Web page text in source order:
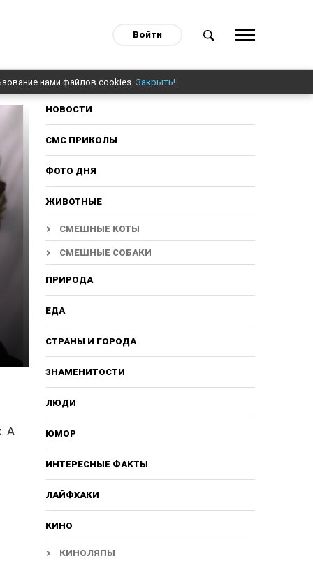
Войти
нами файлов cookies. Закрыть!
А
НОВОСТИ
СМС ПРИКОЛЫ
ФОТО ДНЯ
ЖИВОТНЫЕ
СМЕШНЫЕ КОТЫ
СМЕШНЫЕ СОБАКИ
ПРИРОДА
ЕДА
СТРАНЫ И ГОРОДА
ЗНАМЕНИТОСТИ
ЛЮДИ
ЮМОР
ИНТЕРЕСНЫЕ ФАКТЫ
ЛАЙФХАКИ
КИНО
КИНОЛЯПЫ